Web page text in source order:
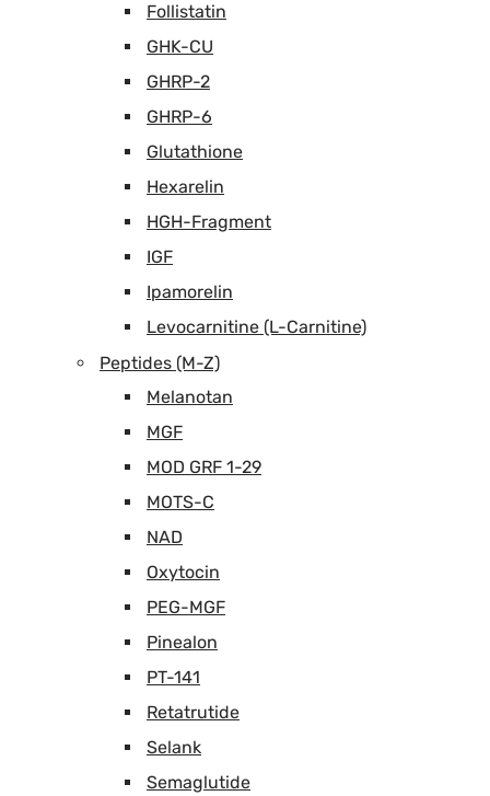
Follistatin
GHK-CU
GHRP-2
GHRP-6
Glutathione
Hexarelin
HGH-Fragment
IGF
Ipamorelin
Levocarnitine (L-Carnitine)
Peptides (M-Z)
Melanotan
MGF
MOD GRF 1-29
MOTS-C
NAD
Oxytocin
PEG-MGF
Pinealon
PT-141
Retatrutide
Selank
Semaglutide